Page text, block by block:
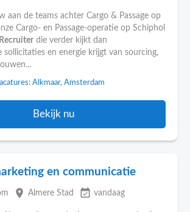
aan de teams achter Cargo & Passage op
Cargo- en Passage-operatie op Schiphol
Recruiter die verder kijkt dan
sollicitaties en energie krijgt van sourcing,
Alkmaar, Amsterdam
Bekijk nu
en communicatie
place Almere Stad event_available vandaag